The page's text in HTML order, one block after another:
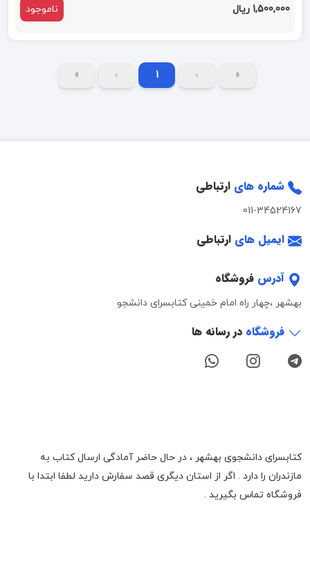
1,500,000 ریال ناموجود
«
‹
1
›
»
شماره های ارتباطی
011-34524167
ایمیل های ارتباطی
آدرس فروشگاه
بهشهر ،چهار راه امام خمینی کتابسرای دانشجو
فروشگاه در رسانه ها
کتابسرای دانشجوی بهشهر ، در حال حاضر آمادگی ارسال کتاب به
مازندران را دارد . اگر از استان دیگری قصد سفارش دارید لطفا ابتدا با
فروشگاه تماس بگیرید .